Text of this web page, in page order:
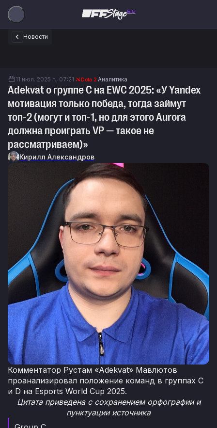
Beta
Новости
11 июл. 2025 г., 07:21 Dota 2 Аналитика
Adekvat о группе C на EWC 2025: «У Yandex
мотивация только победа, тогда займут
топ-2 (могут и топ-1, но для этого Aurora
должна проиграть VP — такое не
рассматриваем)»
Кирилл Александров
Комментатор Рустам «Adekvat» Мавлютов
проанализировал положение команд в группах C
и D на Esports World Cup 2025.
Цитата приведена с сохранением орфографии и
пунктуации источника